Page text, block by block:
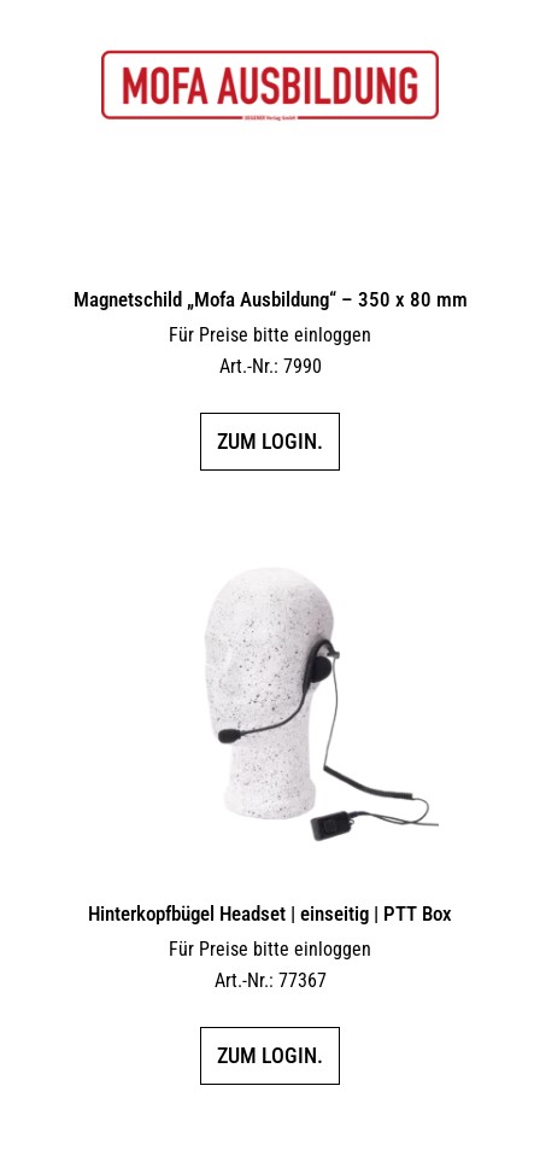
Magnetschild „Mofa Ausbildung“ – 350 x 80 mm
Für Preise bitte einloggen
Art.-Nr.: 7990
ZUM LOGIN.
Hinterkopfbügel Headset | einseitig | PTT Box
Für Preise bitte einloggen
Art.-Nr.: 77367
ZUM LOGIN.